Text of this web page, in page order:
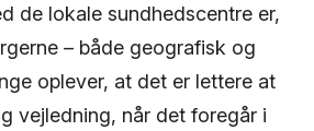
de lokale sundhedscentre er,
– både geografisk og
oplever, at det er lettere at
vejledning, når det foregår i